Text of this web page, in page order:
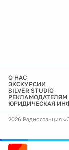
О НАС
ЭКСКУРСИИ
SILVER STUDIO
РЕКЛАМОДАТЕЛЯМ
ЮРИДИЧЕСКАЯ
2026 Радиостанция